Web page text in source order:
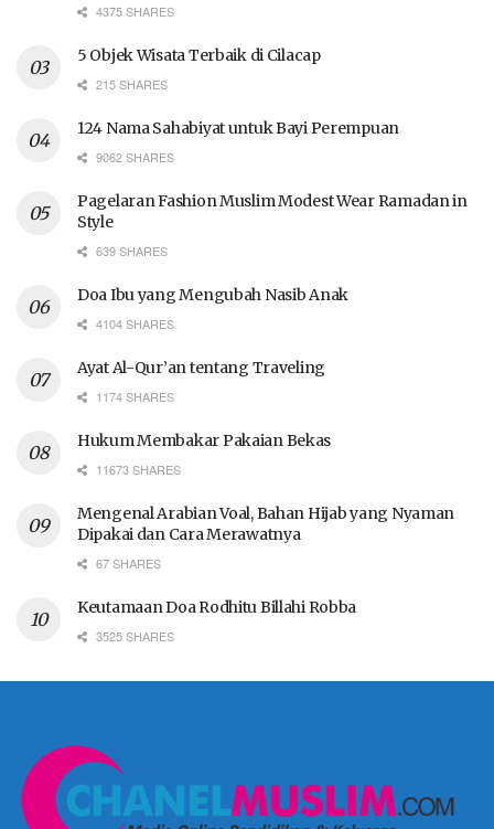
4375 SHARES
5 Objek Wisata Terbaik di Cilacap
215 SHARES
124 Nama Sahabiyat untuk Bayi Perempuan
9062 SHARES
Pagelaran Fashion Muslim Modest Wear Ramadan in
Style
639 SHARES
Doa Ibu yang Mengubah Nasib Anak
4104 SHARES
Ayat Al-Qur’an tentang Traveling
1174 SHARES
Hukum Membakar Pakaian Bekas
11673 SHARES
Mengenal Arabian Voal, Bahan Hijab yang Nyaman
Dipakai dan Cara Merawatnya
67 SHARES
Keutamaan Doa Rodhitu Billahi Robba
3525 SHARES